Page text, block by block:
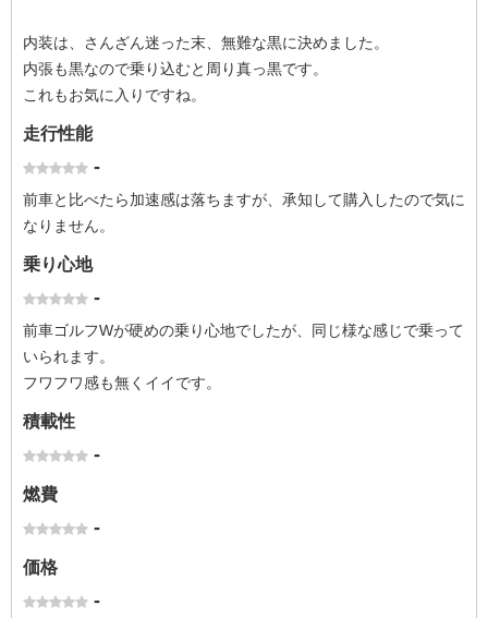
内装は、さんざん迷った末、無難な黒に決めました。
内張も黒なので乗り込むと周り真っ黒です。
これもお気に入りですね。
走行性能
-
前車と比べたら加速感は落ちますが、承知して購入したので気に
なりません。
乗り心地
-
前車ゴルフWが硬めの乗り心地でしたが、同じ様な感じで乗って
いられます。
フワフワ感も無くイイです。
積載性
-
燃費
-
価格
-